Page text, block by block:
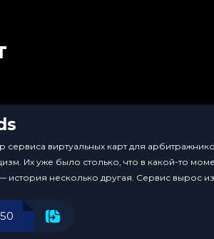
сервиса виртуальных карт для
Их уже было столько, что в какой-то
история несколько другая. Сервис вырос